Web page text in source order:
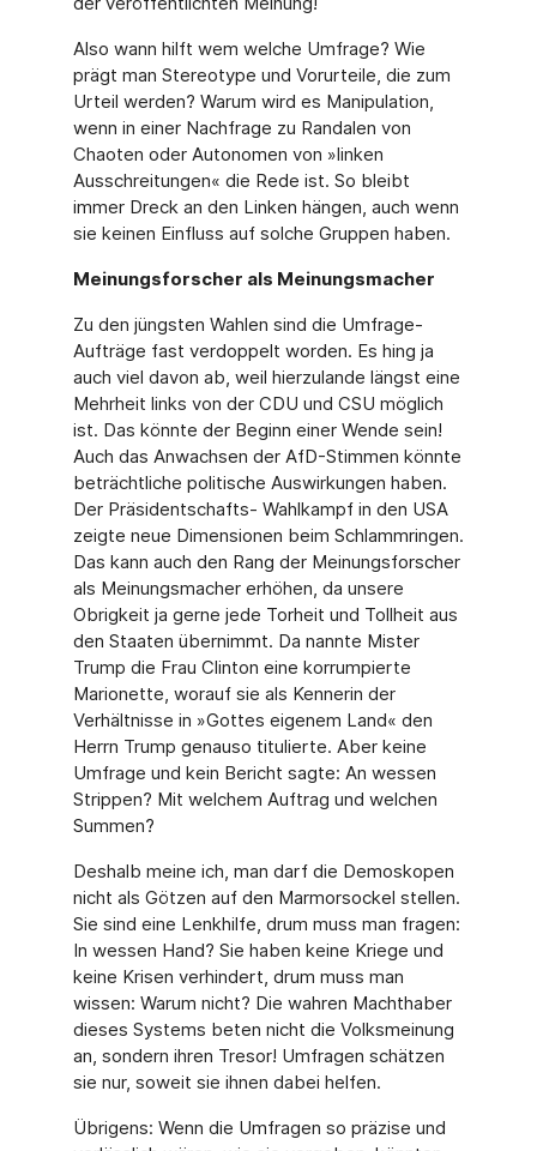
Also wann hilft wem welche Umfrage? Wie
prägt man Stereotype und Vorurteile, die zum
Urteil werden? Warum wird es Manipulation,
wenn in einer Nachfrage zu Randalen von
Chaoten oder Autonomen von »linken
Ausschreitungen« die Rede ist. So bleibt
immer Dreck an den Linken hängen, auch wenn
sie keinen Einfluss auf solche Gruppen haben.
Meinungsforscher als Meinungsmacher
Zu den jüngsten Wahlen sind die Umfrage-
Aufträge fast verdoppelt worden. Es hing ja
auch viel davon ab, weil hierzulande längst eine
Mehrheit links von der CDU und CSU möglich
ist. Das könnte der Beginn einer Wende sein!
Auch das Anwachsen der AfD-Stimmen könnte
beträchtliche politische Auswirkungen haben.
Der Präsidentschafts- Wahlkampf in den USA
zeigte neue Dimensionen beim Schlammringen.
Das kann auch den Rang der Meinungsforscher
als Meinungsmacher erhöhen, da unsere
Obrigkeit ja gerne jede Torheit und Tollheit aus
den Staaten übernimmt. Da nannte Mister
Trump die Frau Clinton eine korrumpierte
Marionette, worauf sie als Kennerin der
Verhältnisse in »Gottes eigenem Land« den
Herrn Trump genauso titulierte. Aber keine
Umfrage und kein Bericht sagte: An wessen
Strippen? Mit welchem Auftrag und welchen
Summen?
Deshalb meine ich, man darf die Demoskopen
nicht als Götzen auf den Marmorsockel stellen.
Sie sind eine Lenkhilfe, drum muss man fragen:
In wessen Hand? Sie haben keine Kriege und
keine Krisen verhindert, drum muss man
wissen: Warum nicht? Die wahren Machthaber
dieses Systems beten nicht die Volksmeinung
an, sondern ihren Tresor! Umfragen schätzen
sie nur, soweit sie ihnen dabei helfen.
Übrigens: Wenn die Umfragen so präzise und